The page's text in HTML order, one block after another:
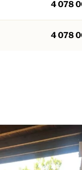
4 078
4 078